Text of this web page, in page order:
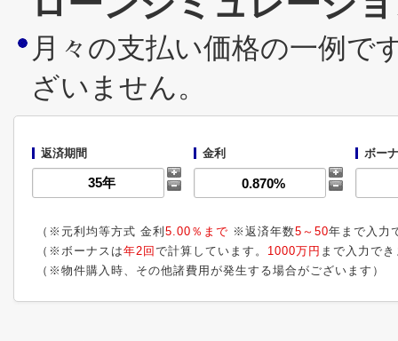
月々の支払い価格の一例で
ざいません。
返済期間 金利 ボー
（※元利均等方式 金利 5.00％まで ※返済年数5～50年まで入力
（※ボーナスは年2回 で計算しています。 1000万円 まで入力で
（※物件購入時、その他諸費用が発生する場合がございます）